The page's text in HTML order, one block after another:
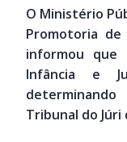
O Ministério
Promotoria de
informou que
Infância e
Tribunal do Júri